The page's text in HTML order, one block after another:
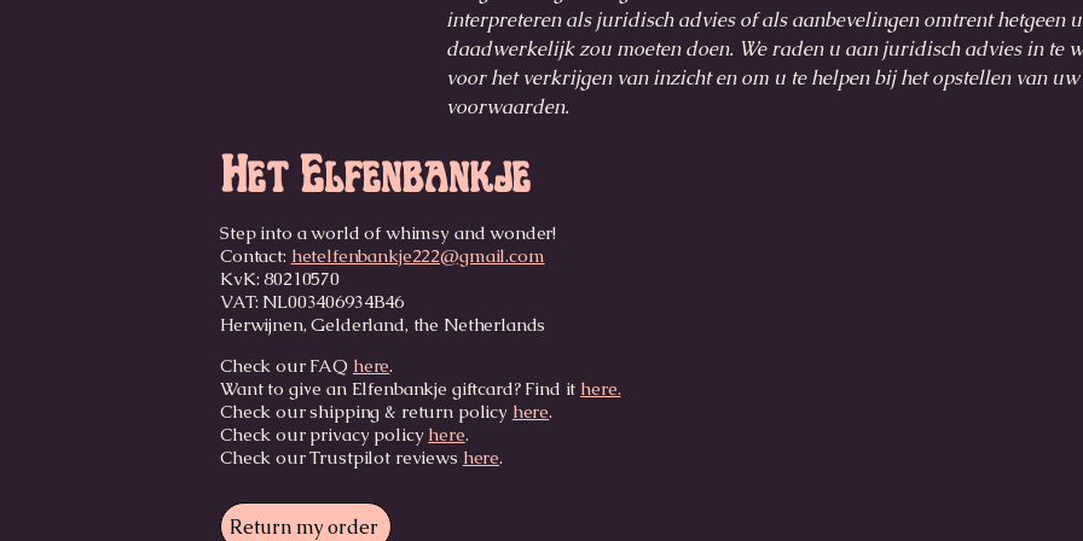
interpreteren als juridisch advies of als aanbevelingen omtrent hetgeen u
daadwerkelijk zou moeten doen. We raden u aan juridisch advies in te
voor het verkrijgen van inzicht en om u te helpen bij het opstellen van uw
voorwaarden.
Het Elfenbankje
Step into a world of whimsy and wonder!
Contact: hetelfenbankje222@gmail.com
KvK: 80210570
VAT: NL003406934B46
Herwijnen, Gelderland, the Netherlands
Check our FAQ here.
Want to give an Elfenbankje giftcard? Find it here.
Check our shipping & return policy here.
Check our privacy policy here.
Check our Trustpilot reviews here.
Return my order